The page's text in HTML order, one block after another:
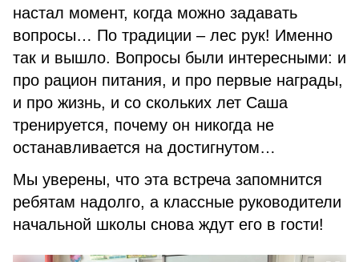
настал момент, когда можно задавать
вопросы… По традиции – лес рук! Именно
так и вышло. Вопросы были интересными: и
про рацион питания, и про первые награды,
и про жизнь, и со скольких лет Саша
тренируется, почему он никогда не
останавливается на достигнутом…
Мы уверены, что эта встреча запомнится
ребятам надолго, а классные руководители
начальной школы снова ждут его в гости!